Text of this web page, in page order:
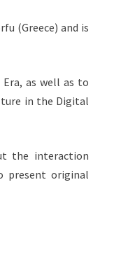
(Greece) and is
as well as to
in the Digital
the interaction
present original